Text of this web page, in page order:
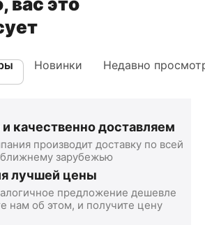
Новинки Недавно
качественно доставляем
производит доставку по всей
зарубежью
лучшей цены
предложение дешевле
нам об этом, и получите цену